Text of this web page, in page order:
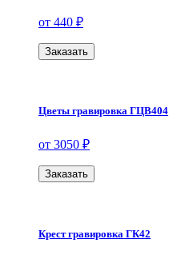
от 440 ₽
Заказать
Цветы гравировка ГЦВ404
от 3050 ₽
Заказать
Крест гравировка ГК42